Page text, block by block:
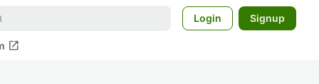
Login Signup
open_in_new